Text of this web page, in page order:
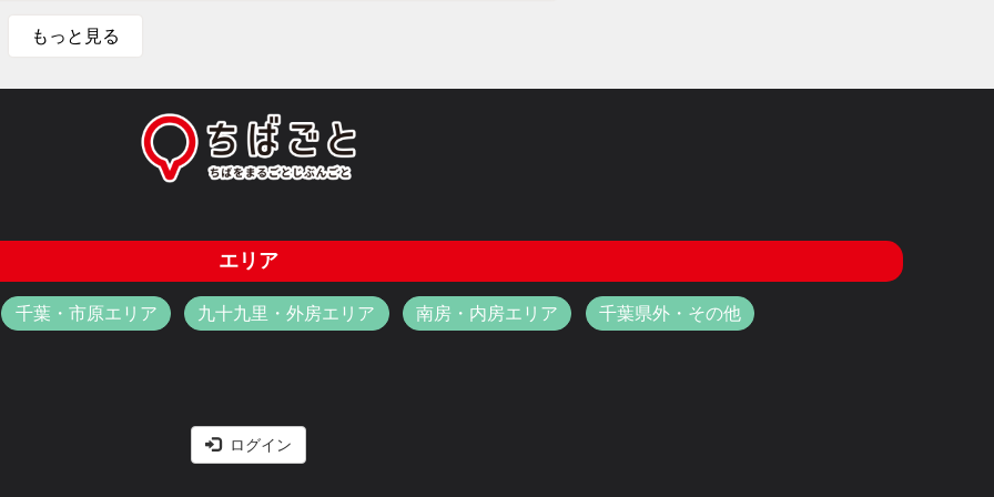
もっと見る
エリア
千葉・市原エリア 九十九里・外房エリア 南房・内房エリア 千葉県外・その他
ログイン